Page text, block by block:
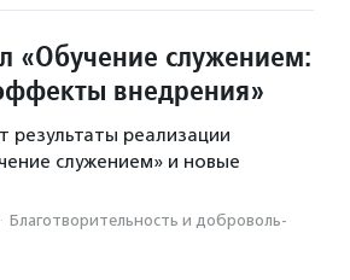
«Обучение служением:
внедрения»
результаты реализации
служением» и новые
· Благотвори­тель­ность и доброволь­